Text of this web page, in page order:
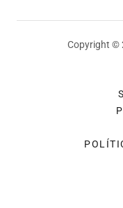
Copyright ©